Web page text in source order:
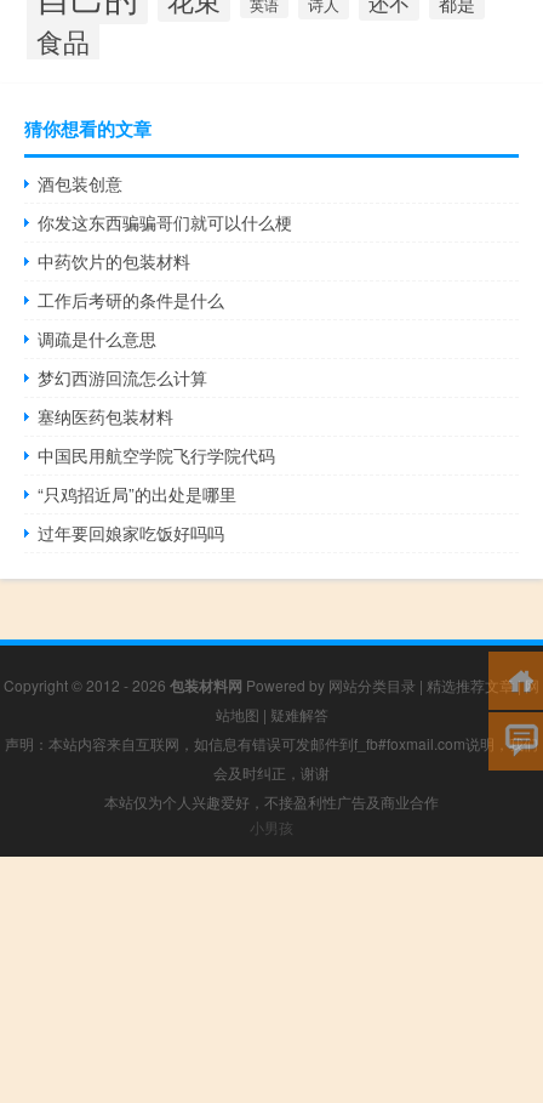
英语
食品
猜你想看的文章
酒包装创意
你发这东西骗骗哥们就可以什么梗
中药饮片的包装材料
工作后考研的条件是什么
调疏是什么意思
梦幻西游回流怎么计算
塞纳医药包装材料
中国民用航空学院飞行学院代码
“只鸡招近局”的出处是哪里
过年要回娘家吃饭好吗吗
Copyright © 2012 - 2026 包装材料网 Powered by 网站分类目录 | 精选推荐文章 |网
站地图 | 疑难解答
声明：本站内容来自互联网，如信息有错误可发邮件到f_fb#foxmail.com说明，我们
会及时纠正，谢谢
本站仅为个人兴趣爱好，不接盈利性广告及商业合作
小男孩